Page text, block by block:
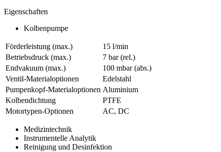
Eigenschaften
Kolbenpumpe
Förderleistung (max.)
15 l/min
Betriebsdruck (max.)
7 bar (rel.)
Endvakuum (max.)
100 mbar (abs.)
Ventil-Materialoptionen
Edelstahl
Pumpenkopf‑Materialoptionen Aluminium
Kolbendichtung
PTFE
Motortypen-Optionen
AC, DC
Medizintechnik
Instrumentelle Analytik
Reinigung und Desinfektion